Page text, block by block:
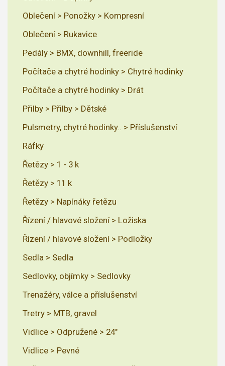
Oblečení > Ponožky > Kompresní
Oblečení > Rukavice
Pedály > BMX, downhill, freeride
Počítače a chytré hodinky > Chytré hodinky
Počítače a chytré hodinky > Drát
Přilby > Přilby > Dětské
Pulsmetry, chytré hodinky.. > Příslušenství
Ráfky
Řetězy > 1 - 3 k
Řetězy > 11 k
Řetězy > Napínáky řetězu
Řízení / hlavové složení > Ložiska
Řízení / hlavové složení > Podložky
Sedla > Sedla
Sedlovky, objímky > Sedlovky
Trenažéry, válce a příslušenství
Tretry > MTB, gravel
Vidlice > Odpružené > 24"
Vidlice > Pevné